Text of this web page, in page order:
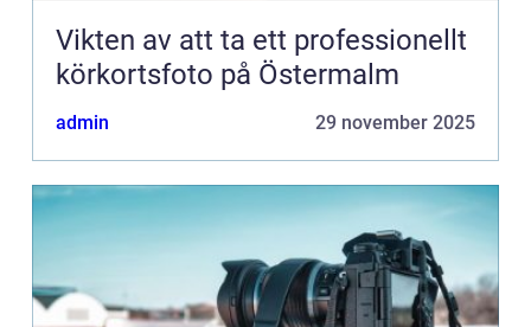
Vikten av att ta ett professionellt
körkortsfoto på Östermalm
admin 29 november 2025